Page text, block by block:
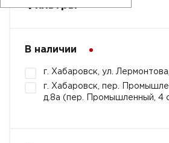
Фильтры
В наличии
г. Хабаровск, ул.
г. Хабаровск, пер.
д.8а (пер. Промышленный, 4